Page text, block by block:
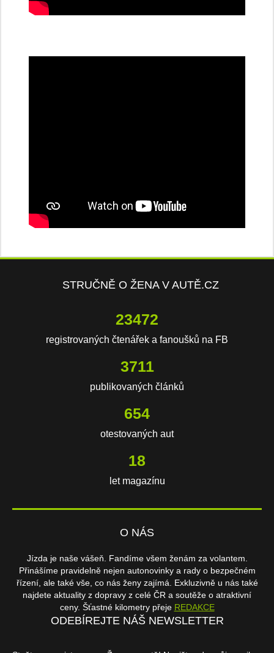
STRUČNĚ O ŽENA V AUTĚ.CZ
23472
registrovaných čtenářek a fanoušků na FB
3711
publikovaných článků
654
otestovaných aut
18
let magazínu
O NÁS
Jízda je naše vášeň. Fandíme všem ženám za volantem.
Přinášíme pravidelně nejen autonovinky a rady o bezpečném
řízení, ale také vše, co nás ženy zajímá. Exkluzivně u nás také
najdete aktuality z dopravy z celé ČR a soutěže o atraktivní
ceny. Šťastné kilometry přeje REDAKCE
ODEBÍREJTE NÁŠ NEWSLETTER